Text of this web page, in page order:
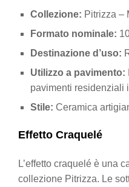
Collezione: Pitrizza –
Formato nominale:
Destinazione d’uso:
Utilizzo a pavimento:
pavimenti residenziali
Stile: Ceramica
Effetto Craquelé
L’effetto craquelé è una
collezione Pitrizza. Le